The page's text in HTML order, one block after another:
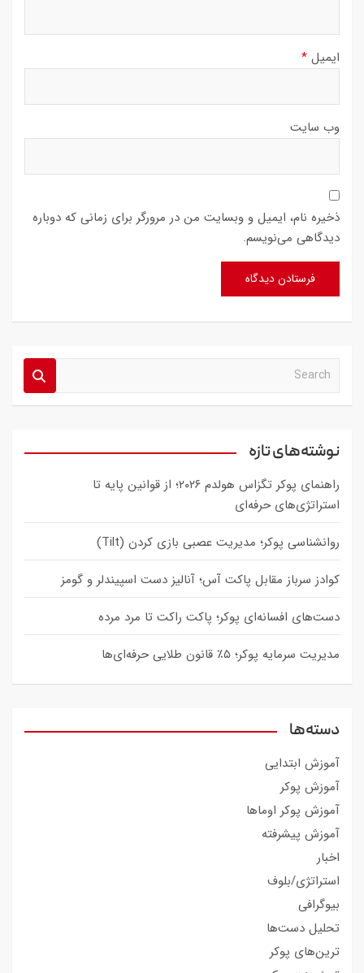
ایمیل *
وب‌ سایت
ذخیره نام، ایمیل و وبسایت من در مرورگر برای زمانی که دوباره
دیدگاهی می‌نویسم.
a
c
نوشته‌های تازه
راهنمای پوکر تگزاس هولدم ۲۰۲۶؛ از قوانین پایه تا
استراتژی‌های حرفه‌ای
روانشناسی پوکر؛ مدیریت عصبی بازی کردن (Tilt)
کوادز سرباز مقابل پاکت آس؛ آنالیز دست اسپیندلر و گومز
دست‌های افسانه‌ای پوکر؛ پاکت راکت تا مرد مرده
مدیریت سرمایه پوکر؛ ۵٪ قانون طلایی حرفه‌ای‌ها
دسته‌ها
آموزش ابتدایی
آموزش پوکر
آموزش پوکر اوماها
آموزش پیشرفته
اخبار
استراتژی/بلوف
بیوگرافی
تحلیل دست‌ها
ترین‌های پوکر